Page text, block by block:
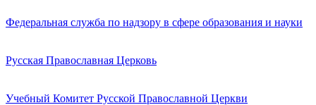
Федеральная служба по надзору в сфере образования и науки
Русская Православная Церковь
Учебный Комитет Русской Православной Церкви